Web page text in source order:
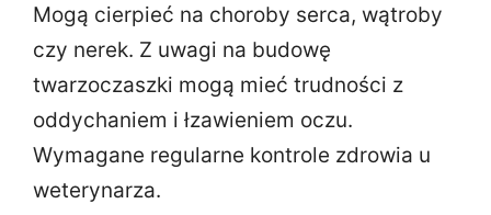
Mogą cierpieć na choroby serca, wątroby
czy nerek. Z uwagi na budowę
twarzoczaszki mogą mieć trudności z
oddychaniem i łzawieniem oczu.
Wymagane regularne kontrole zdrowia u
weterynarza.